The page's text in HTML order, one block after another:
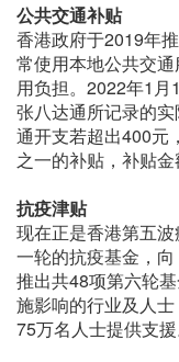
公共交通补贴
香港政府于2019年
常使用本地公共交
用负担。2022年1
张八达通所记录的
通开支若超出400元
之一的补贴，补贴金
抗疫津贴
现在正是香港第五
一轮的抗疫基金，
推出共48项第六轮
施影响的行业及人
75万名人士提供支援